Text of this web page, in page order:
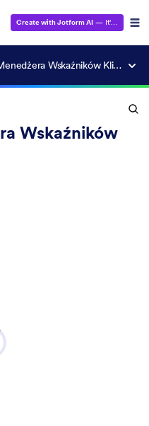
Create with Jotform AI — It's Free!
Zapytaj AI Menedżera Wskaźników Klienta
Wskaźników